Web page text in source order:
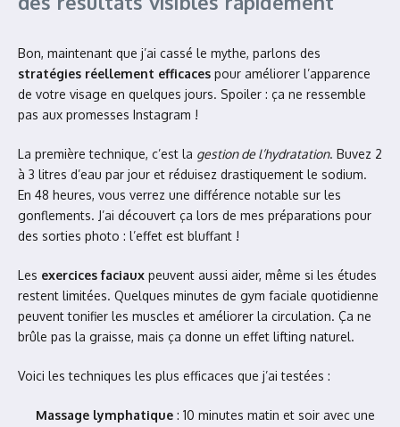
Bon, maintenant que j’ai cassé le mythe, parlons des
stratégies réellement efficaces pour améliorer l’apparence
de votre visage en quelques jours. Spoiler : ça ne ressemble
pas aux promesses Instagram !
La première technique, c’est la gestion de l’hydratation. Buvez 2
à 3 litres d’eau par jour et réduisez drastiquement le sodium.
En 48 heures, vous verrez une différence notable sur les
gonflements. J’ai découvert ça lors de mes préparations pour
des sorties photo : l’effet est bluffant !
Les exercices faciaux peuvent aussi aider, même si les études
restent limitées. Quelques minutes de gym faciale quotidienne
peuvent tonifier les muscles et améliorer la circulation. Ça ne
brûle pas la graisse, mais ça donne un effet lifting naturel.
Voici les techniques les plus efficaces que j’ai testées :
Massage lymphatique : 10 minutes matin et soir avec une